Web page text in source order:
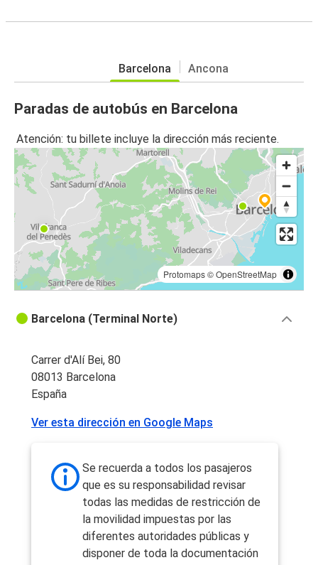
Barcelona Ancona
Paradas de autobús en Barcelona
Atención: tu billete incluye la dirección más reciente.
Protomaps©OpenStreetMap
Barcelona (Terminal Norte)
Carrer d'Alí Bei, 80
08013 Barcelona
España
Ver esta dirección en Google Maps
Se recuerda a todos los pasajeros
que es su responsabilidad revisar
todas las medidas de restricción de
la movilidad impuestas por las
diferentes autoridades públicas y
disponer de toda la documentación